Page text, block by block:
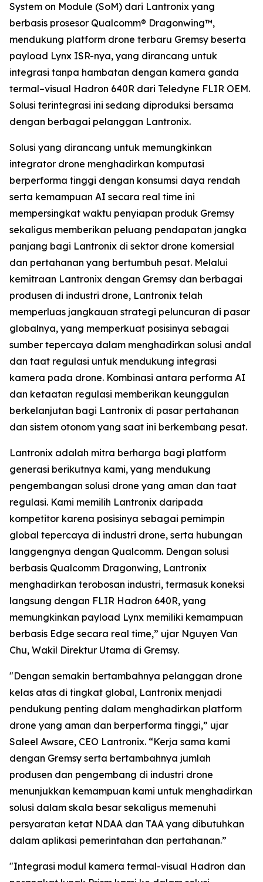
System on Module (SoM) dari Lantronix yang
berbasis prosesor Qualcomm® Dragonwing™,
mendukung platform drone terbaru Gremsy beserta
payload Lynx ISR-nya, yang dirancang untuk
integrasi tanpa hambatan dengan kamera ganda
termal–visual Hadron 640R dari Teledyne FLIR OEM.
Solusi terintegrasi ini sedang diproduksi bersama
dengan berbagai pelanggan Lantronix.
Solusi yang dirancang untuk memungkinkan
integrator drone menghadirkan komputasi
berperforma tinggi dengan konsumsi daya rendah
serta kemampuan AI secara real time ini
mempersingkat waktu penyiapan produk Gremsy
sekaligus memberikan peluang pendapatan jangka
panjang bagi Lantronix di sektor drone komersial
dan pertahanan yang bertumbuh pesat. Melalui
kemitraan Lantronix dengan Gremsy dan berbagai
produsen di industri drone, Lantronix telah
memperluas jangkauan strategi peluncuran di pasar
globalnya, yang memperkuat posisinya sebagai
sumber tepercaya dalam menghadirkan solusi andal
dan taat regulasi untuk mendukung integrasi
kamera pada drone. Kombinasi antara performa AI
dan ketaatan regulasi memberikan keunggulan
berkelanjutan bagi Lantronix di pasar pertahanan
dan sistem otonom yang saat ini berkembang pesat.
Lantronix adalah mitra berharga bagi platform
generasi berikutnya kami, yang mendukung
pengembangan solusi drone yang aman dan taat
regulasi. Kami memilih Lantronix daripada
kompetitor karena posisinya sebagai pemimpin
global tepercaya di industri drone, serta hubungan
langgengnya dengan Qualcomm. Dengan solusi
berbasis Qualcomm Dragonwing, Lantronix
menghadirkan terobosan industri, termasuk koneksi
langsung dengan FLIR Hadron 640R, yang
memungkinkan payload Lynx memiliki kemampuan
berbasis Edge secara real time,” ujar Nguyen Van
Chu, Wakil Direktur Utama di Gremsy.
"Dengan semakin bertambahnya pelanggan drone
kelas atas di tingkat global, Lantronix menjadi
pendukung penting dalam menghadirkan platform
drone yang aman dan berperforma tinggi,” ujar
Saleel Awsare, CEO Lantronix. “Kerja sama kami
dengan Gremsy serta bertambahnya jumlah
produsen dan pengembang di industri drone
menunjukkan kemampuan kami untuk menghadirkan
solusi dalam skala besar sekaligus memenuhi
persyaratan ketat NDAA dan TAA yang dibutuhkan
dalam aplikasi pemerintahan dan pertahanan.”
"Integrasi modul kamera termal-visual Hadron dan